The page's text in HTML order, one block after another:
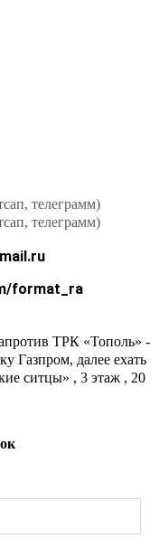
телеграмм)
телеграмм)
format_ra
ТРК «Тополь» -
Газпром, далее ехать
ситцы» , 3 этаж , 20